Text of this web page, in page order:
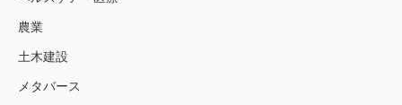
農業
土木建設
メタバース